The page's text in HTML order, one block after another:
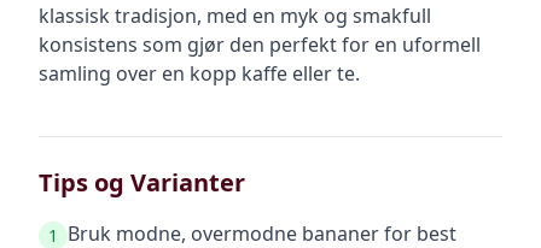
klassisk tradisjon, med en myk og smakfull
konsistens som gjør den perfekt for en uformell
samling over en kopp kaffe eller te.
Tips og Varianter
1
Bruk modne, overmodne bananer for best